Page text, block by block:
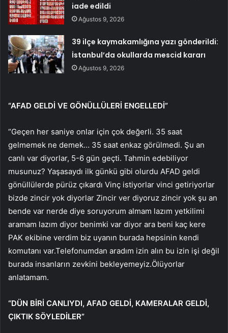
iade edildi
Ağustos 9, 2026
39 ilçe kaymakamlığına yazı gönderildi:
İstanbul’da okullarda mescid kararı
Ağustos 9, 2026
“AFAD GELDİ VE GÖNÜLLÜLERİ ENGELLEDİ”
“Geçen her saniye onlar için çok değerli. 35 saat
gelmemek ne demek… 35 saat enkaz görülmedi. Şu an
canlı var diyorlar, 5-6 gün geçti. Tahmin edebiliyor
musunuz? Yaşasaydı ilk günkü gibi olurdu AFAD geldi
gönüllülerde pürüz çıkardı Vinç istiyorlar vinci getiriyorlar
bizde zincir yok diyorlar Zincir ver diyoruz zincir yok şu an
bende var nerde diye soruyorum almam lazım yetkilimi
aramam lazım diyor benimki var diyor ara beni kaç kere
PAK ekibine verdim biz uyanın burada hepsinin kendi
komutanı var.Telefonumdan aradım izin alın bu izin işi değil
burada insanların zevkini bekleyemeyiz.Ölüyorlar
anlatamam.
“DÜN BİRİ CANLIYDI, AFAD GELDİ, KAMERALAR GELDİ,
ÇIKTIK SÖYLEDİLER”